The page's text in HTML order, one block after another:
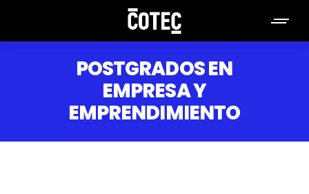
POSTGRADOS EN
EMPRESA Y
EMPRENDIMIENTO